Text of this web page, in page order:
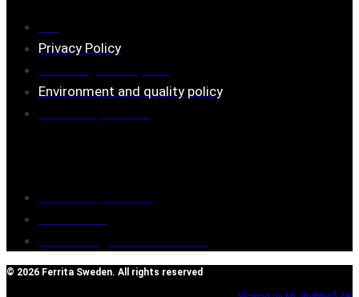
Privacy Policy
Environment and quality policy
© 2026 Ferrita Sweden. All rights reserved